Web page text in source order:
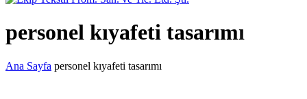
personel kıyafeti tasarımı
Ana Sayfa personel kıyafeti tasarımı